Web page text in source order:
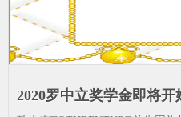
2020罗中立奖学金即将